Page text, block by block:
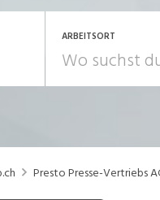
ARBEITSORT
Presto Presse-Vertriebs